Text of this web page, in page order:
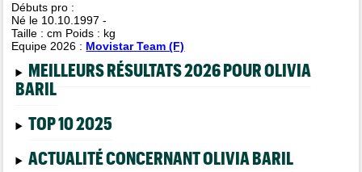
Débuts pro :
Né le 10.10.1997 -
Taille :cm Poids : kg
Equipe 2026 : Movistar Team (F)
MEILLEURS RÉSULTATS 2026 POUR OLIVIA
BARIL
TOP 10 2025
ACTUALITÉ CONCERNANT OLIVIA BARIL